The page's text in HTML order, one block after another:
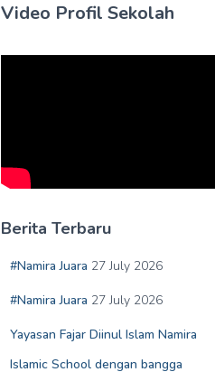
Video Profil Sekolah
Berita Terbaru
#Namira Juara 27 July 2026
#Namira Juara 27 July 2026
Yayasan Fajar Diinul Islam Namira
Islamic School dengan bangga